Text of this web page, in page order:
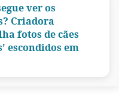
ver os
Criadora
fotos de cães
escondidos em